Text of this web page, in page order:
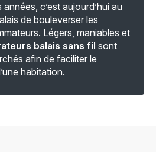
c’est aujourd’hui au
de bouleverser les
Légers, maniables et
balais sans fil sont
afin de faciliter le
habitation.